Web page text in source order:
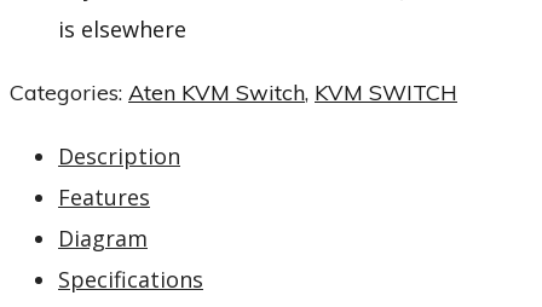
is elsewhere
Categories: Aten KVM Switch, KVM SWITCH
Description
Features
Diagram
Specifications